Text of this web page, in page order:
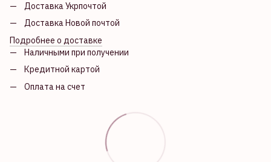
Доставка Укрпочтой
Доставка Новой почтой
Подробнее о доставке
Наличными при получении
Кредитной картой
Оплата на счет